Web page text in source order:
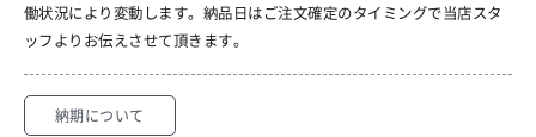
働状況により変動します。納品日はご注文確定のタイミングで当店スタ
ッフよりお伝えさせて頂きます。
納期について